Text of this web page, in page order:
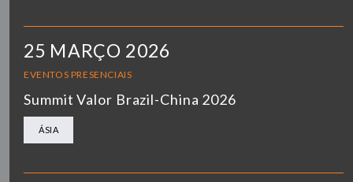
25 MARÇO 2026
EVENTOS PRESENCIAIS
Summit Valor Brazil-China 2026
ÁSIA